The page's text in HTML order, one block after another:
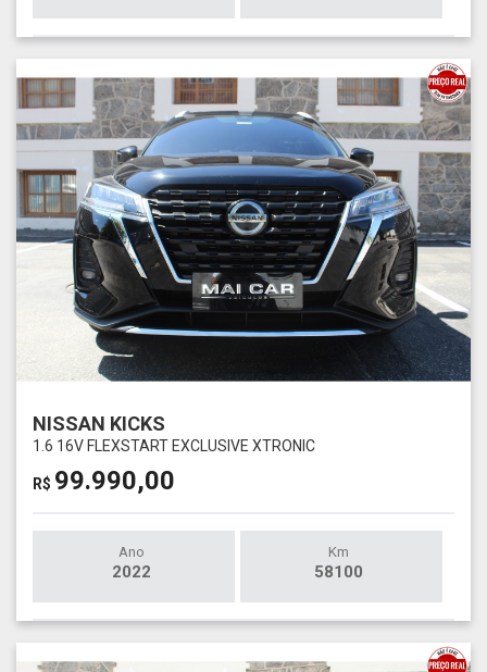
NISSAN KICKS
1.6 16V FLEXSTART EXCLUSIVE XTRONIC
R$ 99.990,00
Ano
2022
Km
58100